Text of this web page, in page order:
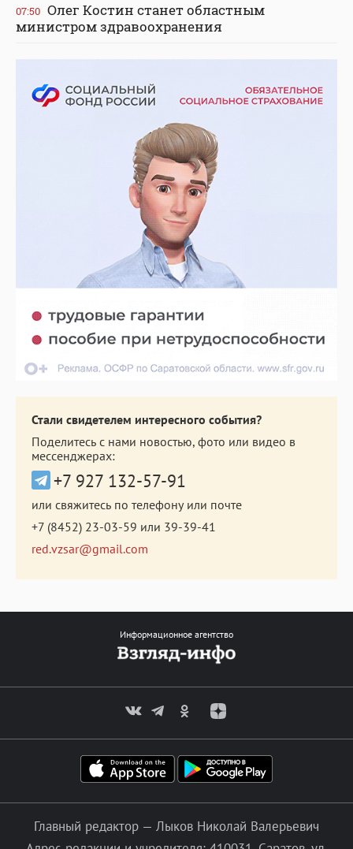
07:50 Олег Костин станет областным
министром здравоохранения
Стали свидетелем интересного события?
Поделитесь с нами новостью, фото или видео в
мессенджерах:
+7 927 132-57-91
или свяжитесь по телефону или почте
+7 (8452) 23-03-59 или 39-39-41
red.vzsar@gmail.com
Информационное агентство
Главный редактор — Лыков Николай Валерьевич